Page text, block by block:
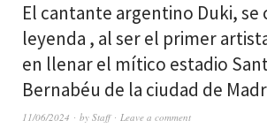
El cantante argentino Duki, se
leyenda , al ser el primer
en llenar el mítico estadio
Bernabéu de la ciudad de
11/06/2024 by Staff Leave a comment